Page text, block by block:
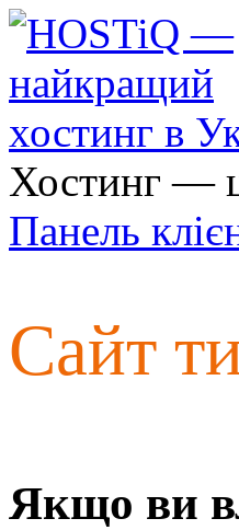
Хостинг —
Панель
Сайт
Якщо ви